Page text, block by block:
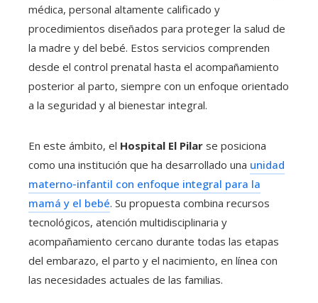
médica, personal altamente calificado y
procedimientos diseñados para proteger la salud de
la madre y del bebé. Estos servicios comprenden
desde el control prenatal hasta el acompañamiento
posterior al parto, siempre con un enfoque orientado
a la seguridad y al bienestar integral.
En este ámbito, el Hospital El Pilar se posiciona
como una institución que ha desarrollado una unidad
materno-infantil con enfoque integral para la
mamá y el bebé. Su propuesta combina recursos
tecnológicos, atención multidisciplinaria y
acompañamiento cercano durante todas las etapas
del embarazo, el parto y el nacimiento, en línea con
las necesidades actuales de las familias.